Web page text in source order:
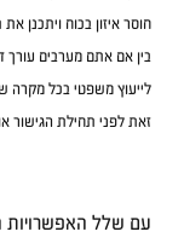
חוסר איזון בכוח ויתכנן
בין אם אתם מערבים עורך
לייעוץ משפטי בכל מקרה
זאת לפני תחילת הגישור
עם שלל האפשרויות